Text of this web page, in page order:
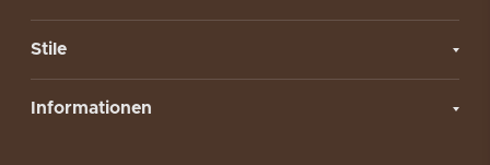
Stile
Informationen